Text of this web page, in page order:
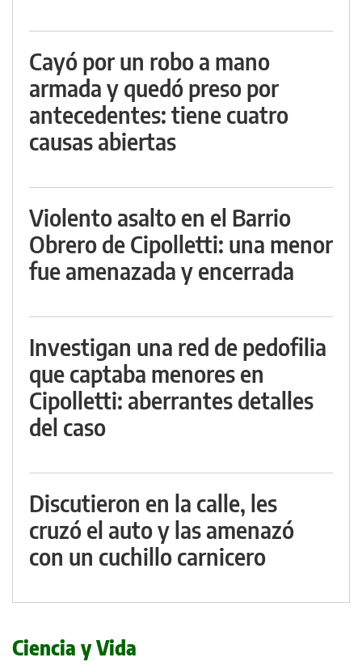
Cayó por un robo a mano
armada y quedó preso por
antecedentes: tiene cuatro
causas abiertas
Violento asalto en el Barrio
Obrero de Cipolletti: una menor
fue amenazada y encerrada
Investigan una red de pedofilia
que captaba menores en
Cipolletti: aberrantes detalles
del caso
Discutieron en la calle, les
cruzó el auto y las amenazó
con un cuchillo carnicero
Ciencia y Vida